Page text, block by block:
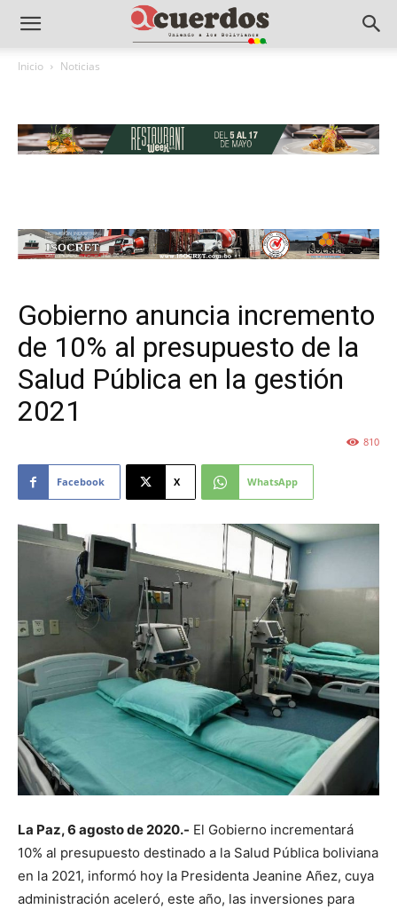
Inicio Noticias
Gobierno anuncia incremento
de 10% al presupuesto de la
Salud Pública en la gestión
2021
810
Facebook X WhatsApp
La Paz, 6 agosto de 2020.- El Gobierno incrementará
10% al presupuesto destinado a la Salud Pública boliviana
en la 2021, informó hoy la Presidenta Jeanine Añez, cuya
administración aceleró, este año, las inversiones para